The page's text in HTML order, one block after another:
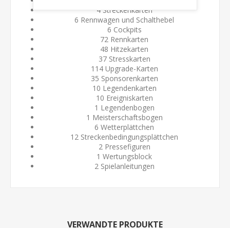
4 Streckenkarten
6 Rennwagen und Schalthebel
6 Cockpits
72 Rennkarten
48 Hitzekarten
37 Stresskarten
114 Upgrade-Karten
35 Sponsorenkarten
10 Legendenkarten
10 Ereigniskarten
1 Legendenbogen
1 Meisterschaftsbogen
6 Wetterplättchen
12 Streckenbedingungsplättchen
2 Pressefiguren
1 Wertungsblock
2 Spielanleitungen
VERWANDTE PRODUKTE